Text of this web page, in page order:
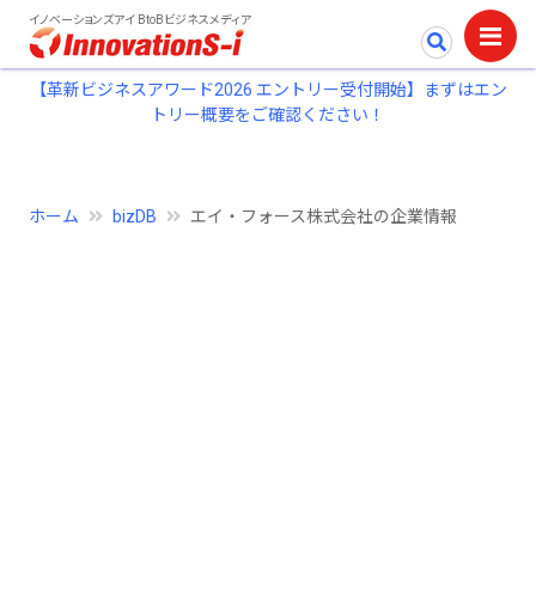
イノベーションズアイ BtoBビジネスメディア
【革新ビジネスアワード2026 エントリー受付開始】まずはエン
トリー概要をご確認ください！
ホーム bizDB エイ・フォース株式会社の企業情報